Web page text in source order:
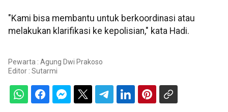
"Kami bisa membantu untuk berkoordinasi atau
melakukan klarifikasi ke kepolisian," kata Hadi.
Pewarta : Agung Dwi Prakoso
Editor : Sutarmi